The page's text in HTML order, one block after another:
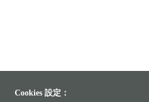
Cookies 設定：